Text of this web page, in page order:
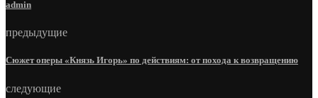
admin
предыдущие
Сюжет оперы «Князь Игорь» по действиям: от похода к возвращению
следующие